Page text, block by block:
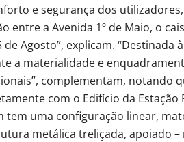
e segurança dos
entre a Avenida 1º de Maio, o
de Agosto”, explicam. “Destinada
a materialidade e
complementam, notando
com o Edifício da Estação
tem uma configuração linear,
metálica treliçada, apoiado –